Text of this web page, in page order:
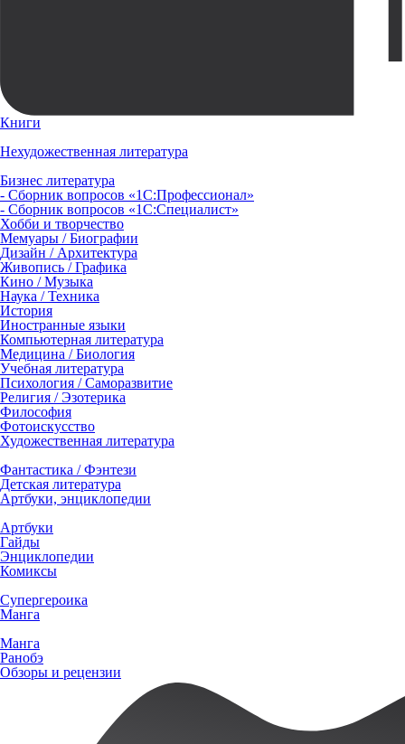
Книги
Нехудожественная литература
Бизнес литература
- Сборник вопросов «1С:Профессионал»
- Сборник вопросов «1С:Специалист»
Хобби и творчество
Мемуары / Биографии
Дизайн / Архитектура
Живопись / Графика
Кино / Музыка
Наука / Техника
История
Иностранные языки
Компьютерная литература
Медицина / Биология
Учебная литература
Психология / Саморазвитие
Религия / Эзотерика
Философия
Фотоискусство
Художественная литература
Фантастика / Фэнтези
Детская литература
Артбуки, энциклопедии
Артбуки
Гайды
Энциклопедии
Комиксы
Супергероика
Манга
Манга
Ранобэ
Обзоры и рецензии